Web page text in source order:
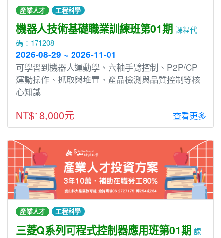
產業人才 工程科學
機器人技術基礎職業訓練班第01期 課程代
碼：171208
2026-08-29 ~ 2026-11-01
可學習到機器人運動學、六軸手臂控制、P2P/CP
運動操作、抓取與堆置、產品檢測與品質控制等核
心知識
NT$18,000元 查看更多
產業人才 工程科學
三菱Q系列可程式控制器應用班第01期 課